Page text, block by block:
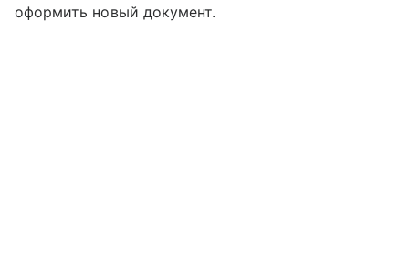
оформить новый документ.